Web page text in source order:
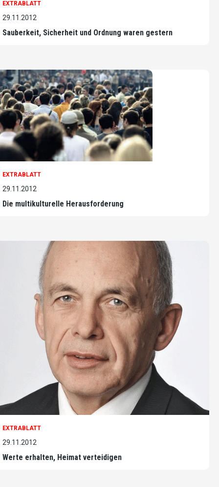
EXTRABLATT
29.11.2012
Sauberkeit, Sicherheit und Ordnung waren gestern
EXTRABLATT
29.11.2012
Die multikulturelle Herausforderung
EXTRABLATT
29.11.2012
Werte erhalten, Heimat verteidigen